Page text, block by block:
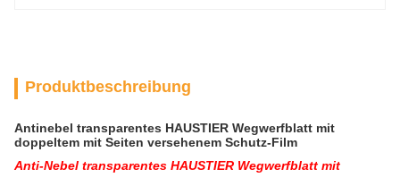
Produktbeschreibung
Antinebel transparentes HAUSTIER Wegwerfblatt mit
doppeltem mit Seiten versehenem Schutz-Film
Anti-Nebel transparentes HAUSTIER Wegwerfblatt mit